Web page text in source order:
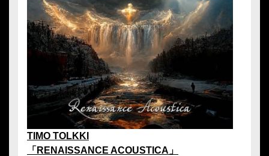
TIMO TOLKKI
「RENAISSANCE ACOUSTICA」